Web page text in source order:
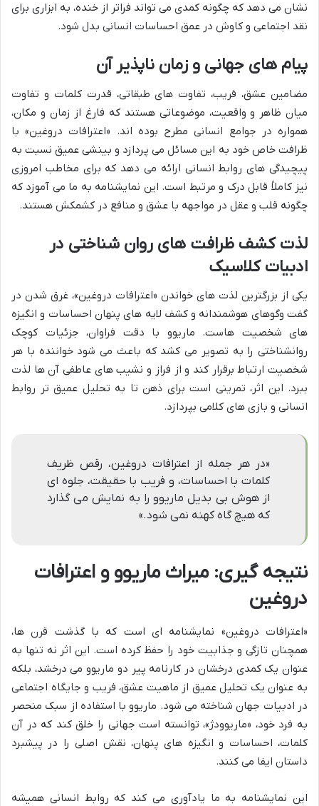
نشان می دهد که چگونه کمدی می تواند فراتر از خنده، به ابزاری برای
نقد اجتماعی و کاوش در عمق احساسات انسانی بدل شود.
پیام های جهانی و زمان ناپذیر آن
مضامین عشق، فریب، تفاوت های طبقاتی، قدرت کلمات و تفاوت
میان ظاهر و واقعیت، موضوعاتی هستند که فارغ از زمان و مکان،
همواره در جوامع انسانی مطرح بوده اند. «اعترافات دروغین» با
ظرافت خاص خود به این مسائل می پردازد و بینشی عمیق نسبت به
پیچیدگی های روابط انسانی ارائه می دهد که برای مخاطب امروزی
نیز کاملاً قابل درک و مرتبط است. این نمایشنامه به ما می آموزد که
چگونه قلب و عقل در مواجهه با عشق و منافع در کشمکش هستند.
لذت کشف ظرافت های روان شناختی در
ادبیات کلاسیک
یکی از بزرگترین لذت های خواندن «اعترافات دروغین»، غرق شدن در
گفت وگوهای هوشمندانه و کشف لایه های پنهان احساسات و انگیزه
های شخصیت هاست. ماریوو با دقت فراوان، جزئیات کوچک
روانشناختی را به تصویر می کشد که باعث می شود خواننده با هر
شخصیت ارتباط برقرار کند و از فراز و نشیب های عاطفی آن ها لذت
ببرد. این اثر، تمرینی است برای ذهن تا به تحلیل عمیق تر روابط
انسانی و بازی های کلامی بپردازد.
«در هر جمله از اعترافات دروغین، رقص ظریف
کلمات با احساسات، و فریب با حقیقت، جلوه ای
از هوش بی بدیل ماریوو را به نمایش می گذارد
که هیچ گاه کهنه نمی شود.»
نتیجه گیری: میراث ماریوو و اعترافات
دروغین
«اعترافات دروغین» نمایشنامه ای است که با گذشت قرن ها،
همچنان تازگی و جذابیت خود را حفظ کرده است. این اثر نه تنها به
عنوان یک کمدی درخشان در کارنامه پیر دو ماریوو می درخشد، بلکه
به عنوان یک تحلیل عمیق از ماهیت عشق، فریب و جایگاه اجتماعی
در ادبیات جهان شناخته می شود. ماریوو با استفاده از سبک منحصر
به فرد خود، «ماریوودژ»، توانسته است جهانی را خلق کند که در آن
کلمات، احساسات و انگیزه های پنهان، نقش اصلی را در پیشبرد
داستان ایفا می کنند.
این نمایشنامه به ما یادآوری می کند که روابط انسانی همیشه